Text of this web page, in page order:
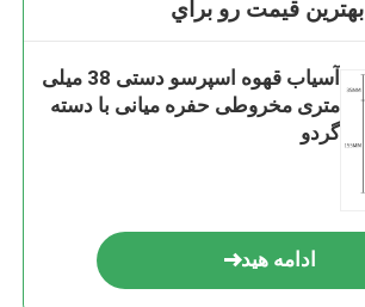
بهترين قيمت رو براي
آسیاب قهوه اسپرسو دستی 38 میلی
متری مخروطی حفره میانی با دسته
گردو
ادامه هید